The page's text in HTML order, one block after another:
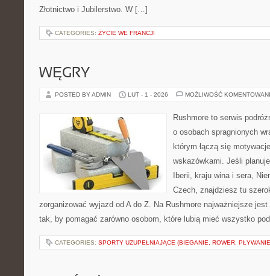
Złotnictwo i Jubilerstwo. W […]
CATEGORIES: ŻYCIE WE FRANCJI
WĘGRY
POSTED BY ADMIN LUT - 1 - 2026 MOŻLIWOŚĆ
Rushmore to serwis
o osobach spragnionych
którym łączą się
wskazówkami. Jeśli
Iberii, kraju wina i sera,
Czech, znajdziesz tu
zorganizować wyjazd od A do Z. Na Rushmore najważniejsze
tak, by pomagać zarówno osobom, które lubią mieć wszystko
CATEGORIES: SPORTY UZUPEŁNIAJĄCE (BIEGANIE, ROWER,